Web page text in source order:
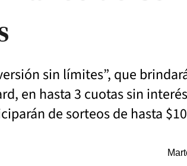
sin límites”, que
en hasta 3 cuotas sin
de sorteos de hasta